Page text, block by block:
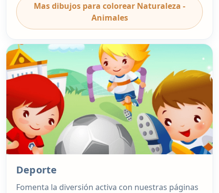
Mas dibujos para colorear Naturaleza -
Animales
Deporte
Fomenta la diversión activa con nuestras páginas